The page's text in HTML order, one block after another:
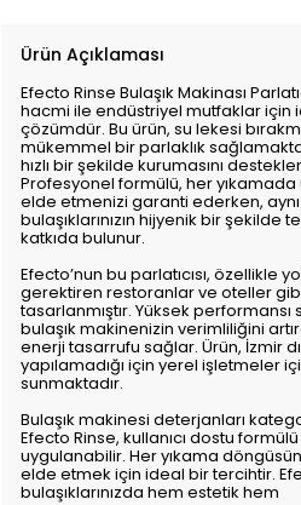
Ürün Açıklaması
Efecto Rinse Bulaşık Makinası
hacmi ile endüstriyel mutfaklar için
çözümdür. Bu ürün, su lekesi
mükemmel bir parlaklık sağlamakta
hızlı bir şekilde kurumasını
Profesyonel formülü, her
elde etmenizi garanti ederken,
bulaşıklarınızın hijyenik bir şekilde
katkıda bulunur.
Efecto’nun bu parlatıcısı, özellikle
gerektiren restoranlar ve oteller
tasarlanmıştır. Yüksek performansı
bulaşık makinenizin verimliliğini
enerji tasarrufu sağlar. Ürün, İzmir
yapılamadığı için yerel işletmeler
sunmaktadır.
Bulaşık makinesi deterjanları
Efecto Rinse, kullanıcı dostu
uygulanabilir. Her yıkama
elde etmek için ideal bir tercihtir.
bulaşıklarınızda hem estetik hem